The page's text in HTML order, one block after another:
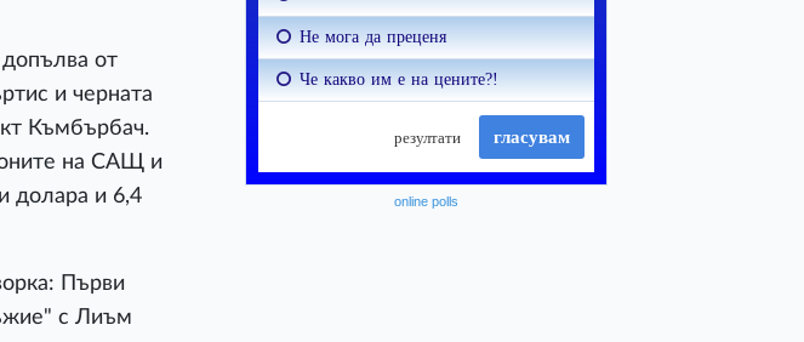
от
и черната
Къмбърбач.
на САЩ и
долара и 6,4
Първи
с Лиъм
online polls